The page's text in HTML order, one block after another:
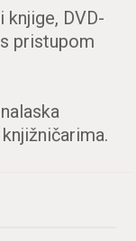
DVD-
pristupom